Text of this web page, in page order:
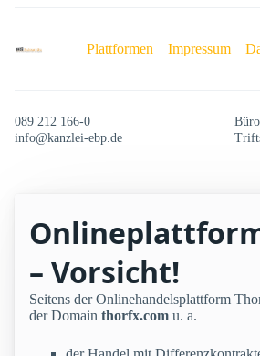
Plattformen Impressum
089 212 166-0
info@kanzlei-ebp.de
– Vorsicht!
Seitens der Onlinehandelsplattform
der Domain thorfx.com u. a.